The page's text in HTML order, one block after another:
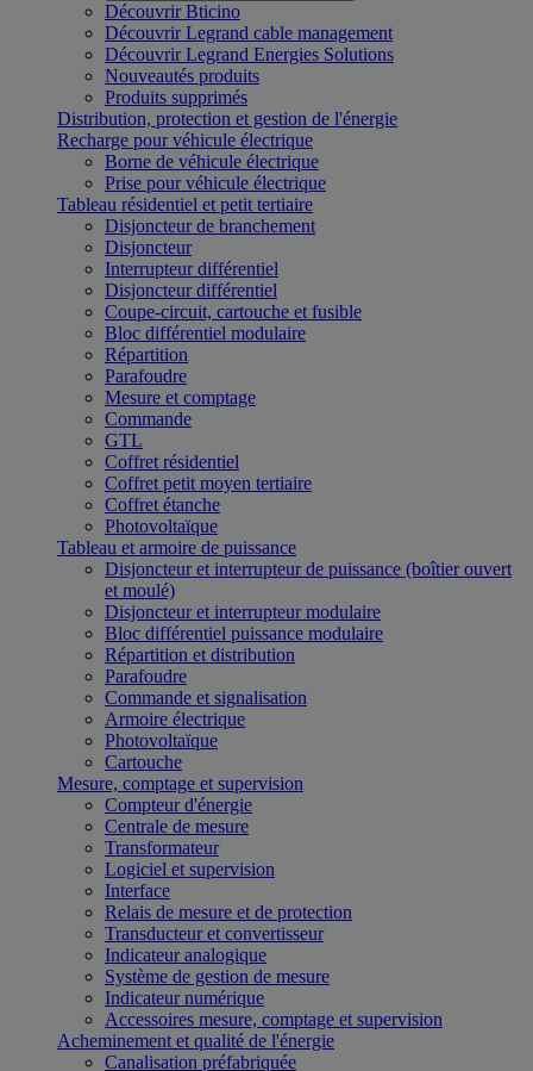
Découvrir Bticino
Découvrir Legrand cable management
Découvrir Legrand Energies Solutions
Nouveautés produits
Produits supprimés
Distribution, protection et gestion de l'énergie
Recharge pour véhicule électrique
Borne de véhicule électrique
Prise pour véhicule électrique
Tableau résidentiel et petit tertiaire
Disjoncteur de branchement
Disjoncteur
Interrupteur différentiel
Disjoncteur différentiel
Coupe-circuit, cartouche et fusible
Bloc différentiel modulaire
Répartition
Parafoudre
Mesure et comptage
Commande
GTL
Coffret résidentiel
Coffret petit moyen tertiaire
Coffret étanche
Photovoltaïque
Tableau et armoire de puissance
Disjoncteur et interrupteur de puissance (boîtier ouvert
et moulé)
Disjoncteur et interrupteur modulaire
Bloc différentiel puissance modulaire
Répartition et distribution
Parafoudre
Commande et signalisation
Armoire électrique
Photovoltaïque
Cartouche
Mesure, comptage et supervision
Compteur d'énergie
Centrale de mesure
Transformateur
Logiciel et supervision
Interface
Relais de mesure et de protection
Transducteur et convertisseur
Indicateur analogique
Système de gestion de mesure
Indicateur numérique
Accessoires mesure, comptage et supervision
Acheminement et qualité de l'énergie
Canalisation préfabriquée